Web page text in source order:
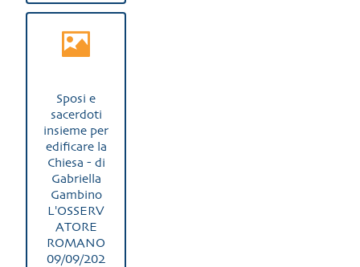
Sposi e
sacerdoti
insieme per
edificare la
Chiesa - di
Gabriella
Gambino
L'OSSERV
ATORE
ROMANO
09/09/202